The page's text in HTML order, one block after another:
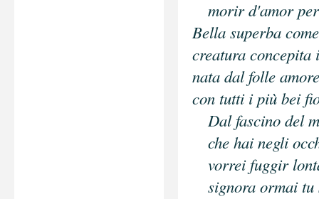
morir d'amor per
Bella superba
creatura concepita
nata dal folle
con tutti i più bei
Dal fascino del
che hai negli
vorrei fuggir
signora ormai tu